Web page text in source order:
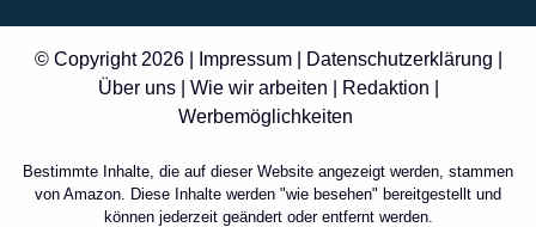
© Copyright 2026 | Impressum| Datenschutzerklärung
Über uns| Wie wir arbeiten Redaktion
Werbemöglichkeiten
Bestimmte Inhalte, die auf dieser Website angezeigt werden, stammen
von Amazon. Diese Inhalte werden "wie besehen" bereitgestellt und
können jederzeit geändert oder entfernt werden.